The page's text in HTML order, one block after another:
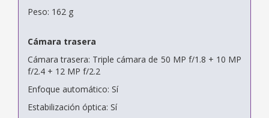
Peso: 162 g
Cámara trasera
Cámara trasera: Triple cámara de 50 MP f/1.8 + 10 MP
f/2.4 + 12 MP f/2.2
Enfoque automático: Sí
Estabilización óptica: Sí